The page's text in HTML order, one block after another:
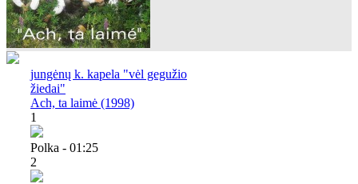
jungėnų k. kapela "vėl gegužio
žiedai"
Ach, ta laimė (1998)
1
Polka - 01:25
2